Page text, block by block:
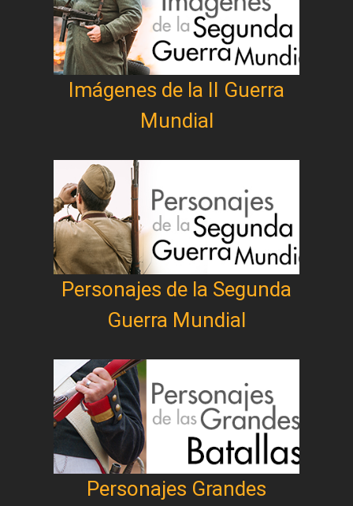
Imágenes de la II Guerra
Mundial
Personajes de la Segunda
Guerra Mundial
Personajes Grandes